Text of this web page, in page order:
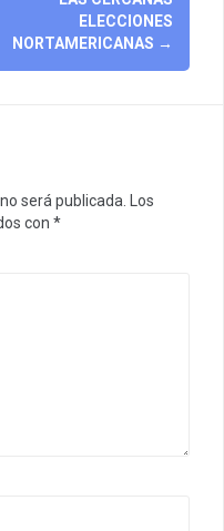
ELECCIONES
NORTAMERICANAS →
será publicada.
Los
con *